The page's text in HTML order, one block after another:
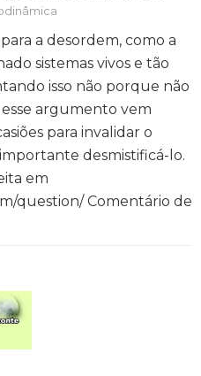
a desordem, como a
sistemas vivos e tão
isso não porque não
argumento vem
para invalidar o
desmistificá-lo.
em
question/ Comentário de